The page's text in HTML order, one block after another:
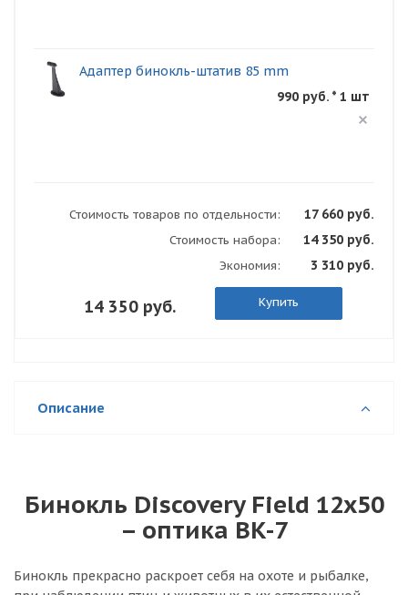
Адаптер бинокль-штатив 85 mm
990 руб. * 1 шт
Стоимость товаров по отдельности: 17 660 руб.
Стоимость набора: 14 350 руб.
Экономия: 3 310 руб.
14 350 руб. Купить
Описание
Бинокль Discovery Field 12x50
– оптика BK-7
Бинокль прекрасно раскроет себя на охоте и рыбалке,